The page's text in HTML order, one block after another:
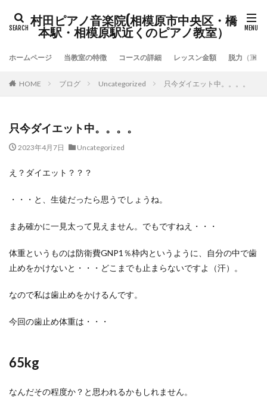
村田ピアノ音楽院(相模原市中央区・橋
本駅・相模原駅近くのピアノ教室）
ホームページ 当教室の特徴 コースの詳細 レッスン金額 脱力（重力
HOME ブログ Uncategorized 只今ダイエット中。。。。
只今ダイエット中。。。。
2023年4月7日 Uncategorized
え？ダイエット？？？
・・・と、生徒だったら思うでしょうね。
まあ確かに一見太って見えません。でもですねえ・・・
体重というものは防衛費GNP1％枠内というように、自分の中で歯
止めをかけないと・・・どこまでも止まらないですよ（汗）。
なので私は歯止めをかけるんです。
今回の歯止め体重は・・・
65kg
なんだその程度か？と思われるかもしれません。